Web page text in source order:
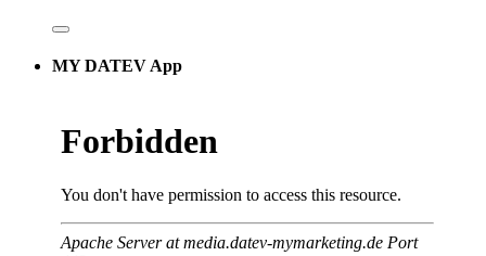
MY DATEV App